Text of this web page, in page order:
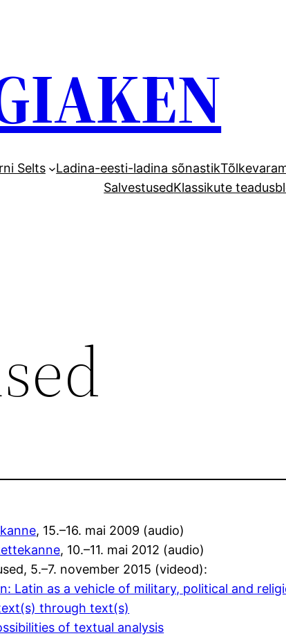
Selts Ladina-eesti-ladina sõnastik
SalvestusedKlassikute
, 15.–16. mai 2009 (audio)
, 10.–11. mai 2012 (audio)
5.–7. november 2015 (videod):
Latin as a vehicle of military, political and
through text(s)
of textual analysis